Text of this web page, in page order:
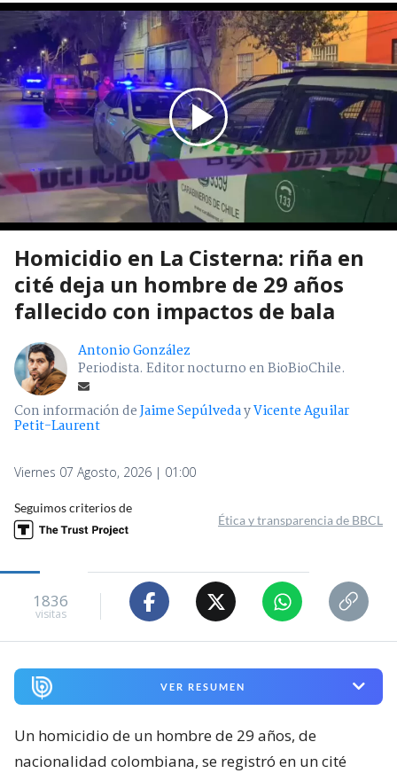
Homicidio en La Cisterna: riña en
cité deja un hombre de 29 años
fallecido con impactos de bala
Antonio González
Periodista. Editor nocturno en BioBioChile.
Con información deJaime SepúlvedayVicente Aguilar
Petit-Laurent
Viernes 07 Agosto, 2026 | 01:00
Seguimos criterios de
Ética y transparencia de BBCL
1836
visitas
VER RESUMEN
Un homicidio de un hombre de 29 años, de
nacionalidad colombiana, se registró en un cité